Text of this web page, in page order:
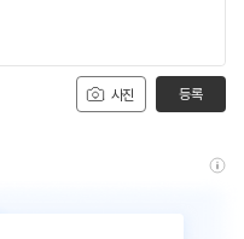
사진 등록